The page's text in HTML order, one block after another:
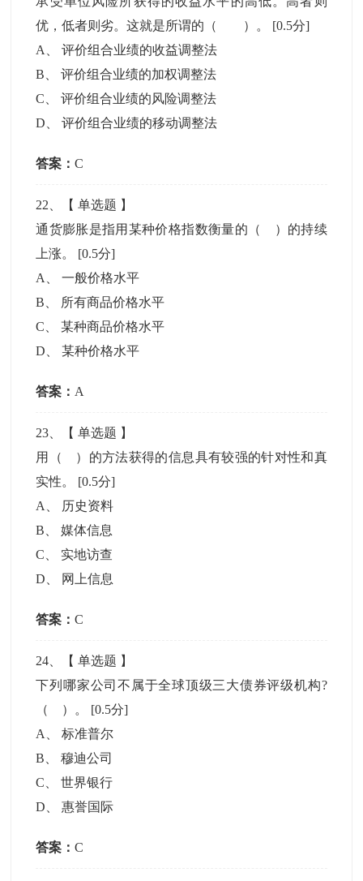
优，低者则劣。这就是所谓的（ ）。 [0.5分]
A
、评价组合业绩的收益调整法
B 、评价组合业绩的加权调整法
C 、评价组合业绩的风险调整法
D 、评价组合业绩的移动调整法
答案：C
22 、【单选题 】
通货膨胀是指用某种价格指数衡量的（ ）的持续
上涨。 [0.5分]
A
、一般价格水平
B
所有商品价格水平
C 、某种商品价格水平
D 、某种价格水平
答案： A
23 、【单选题 】
用（ ）的方法获得的信息具有较强的针对性和真
实性。 [0.5分]
A
历史资料
B 、媒体信息
C
实地访查
D
网上信息
答案：C
24 、【单选题 】
下列哪家公司不属于全球顶级三大债券评级机构?
（ ）。 [0.5分]
A
、标准普尔
B 、穆迪公司
C 、世界银行
D 、惠誉国际
答案：C